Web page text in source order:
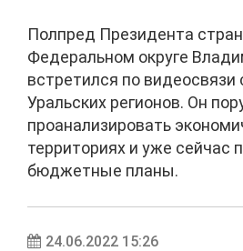
Полпред Президента
Федеральном округе
встретился по видеосвязи
Уральских регионов. Он
проанализировать
территориях и уже сейчас
бюджетные планы.
24.06.2022 15:26